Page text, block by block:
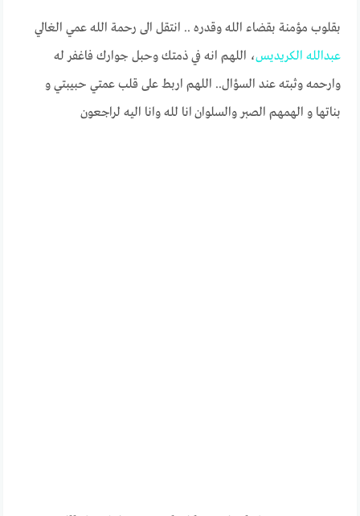
بقلوب مؤمنة بقضاء الله وقدره .. انتقل الى رحمة الله عمي الغالي
عبدالله الكريديس، اللهم انه في ذمتك وحبل جوارك فاغفر له
وارحمه وثبته عند السؤال.. اللهم اربط على قلب عمتي حبيبتي و
بناتها و الهمهم الصبر والسلوان انا لله وانا اليه لراجعون